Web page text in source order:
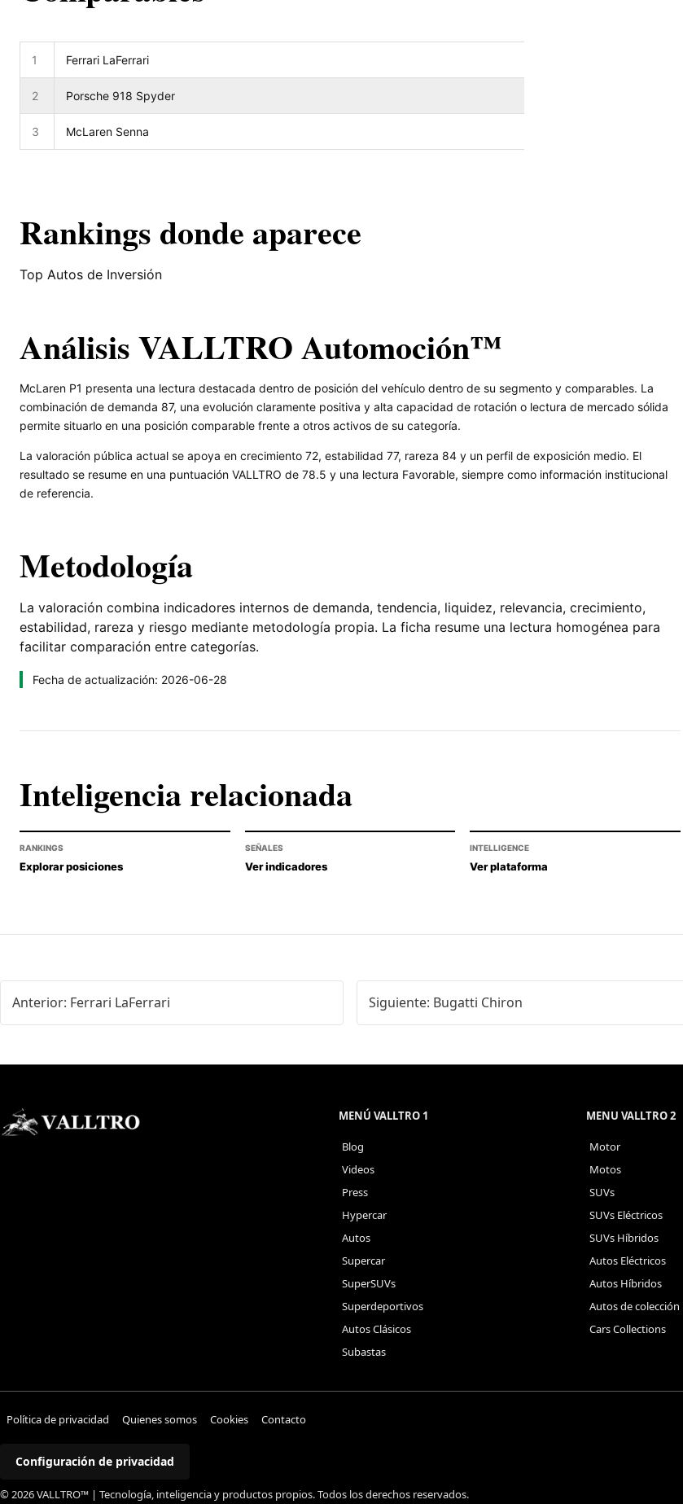
1 Ferrari LaFerrari
2 Porsche 918 Spyder
3 McLaren Senna
Rankings donde aparece
Top Autos de Inversión
Análisis VALLTRO Automoción™
McLaren P1 presenta una lectura destacada dentro de posición del vehículo dentro de su segmento y comparables. La
combinación de demanda 87, una evolución claramente positiva y alta capacidad de rotación o lectura de mercado sólida
permite situarlo en una posición comparable frente a otros activos de su categoría.
La valoración pública actual se apoya en crecimiento 72, estabilidad 77, rareza 84 y un perfil de exposición medio. El
resultado se resume en una puntuación VALLTRO de 78.5 y una lectura Favorable, siempre como información institucional
de referencia.
Metodología
La valoración combina indicadores internos de demanda, tendencia, liquidez, relevancia, crecimiento,
estabilidad, rareza y riesgo mediante metodología propia. La ficha resume una lectura homogénea para
facilitar comparación entre categorías.
Fecha de actualización: 2026-06-28
Inteligencia relacionada
RANKINGS
Explorar posiciones
SEÑALES
Ver indicadores
INTELLIGENCE
Ver plataforma
Anterior: Ferrari LaFerrari Siguiente: Bugatti Chiron
MENÚ VALLTRO 1
Blog
Videos
Press
Hypercar
Autos
Supercar
SuperSUVs
Superdeportivos
Autos Clásicos
Subastas
MENU VALLTRO 2
Motor
Motos
SUVs
SUVs Eléctricos
SUVs Híbridos
Autos Eléctricos
Autos Híbridos
Autos de colección
Cars Collections
Política de privacidad Quienes somos Cookies Contacto
Configuración de privacidad
© 2026 VALLTRO™ | Tecnología, inteligencia y productos propios. Todos los derechos reservados.